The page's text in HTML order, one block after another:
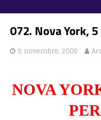
072. Nova York,
5 novembre, 2006
NOVA